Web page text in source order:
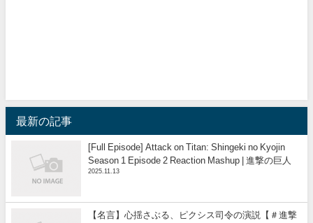
最新の記事
[Full Episode] Attack on Titan: Shingeki no Kyojin
Season 1 Episode 2 Reaction Mashup | 進撃の巨人
2025.11.13
【名言】心揺さぶる、ピクシス司令の演説【＃進撃